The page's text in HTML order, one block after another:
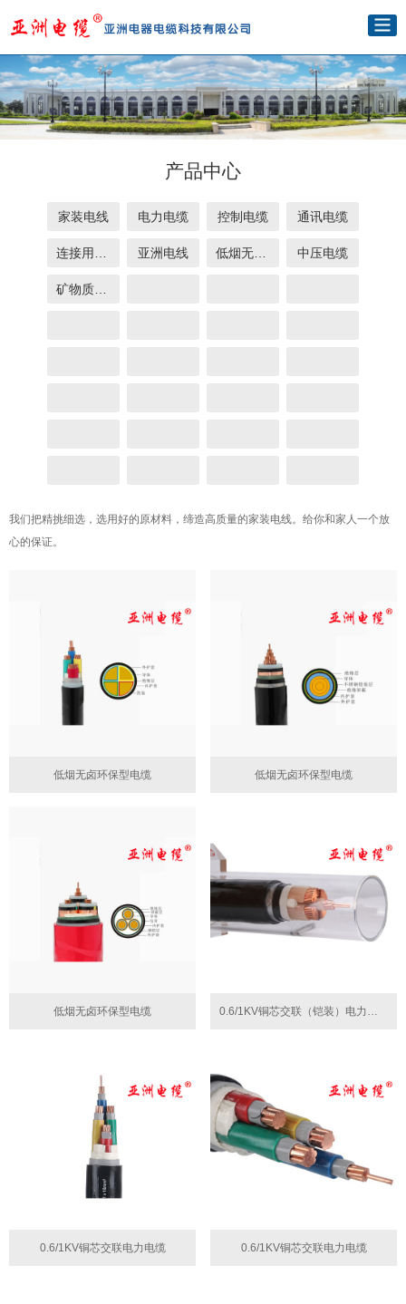
产品中心
家装电线 电力电缆 控制电缆 通讯电缆
连接用电线 亚洲电线 低烟无卤电缆 中压电缆
矿物质电缆
我们把精挑细选，选用好的原材料，缔造高质量的家装电线。给你和家人一个放
心的保证。
低烟无卤环保型电缆 低烟无卤环保型电缆
低烟无卤环保型电缆 0.6/1KV铜芯交联（铠装）电力电缆
0.6/1KV铜芯交联电力电缆 0.6/1KV铜芯交联电力电缆